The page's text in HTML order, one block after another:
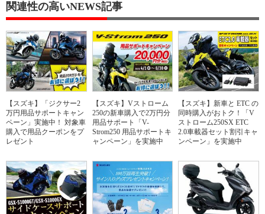
関連性の高いNEWS記事
【スズキ】「ジクサー2
万円用品サポートキャン
ペーン」実施中！ 対象車
購入で用品クーポンをプ
レゼント
【スズキ】Vストローム
250の新車購入で2万円分
用品サポート「V-
Strom250 用品サポートキ
ャンペーン」を実施中
【スズキ】新車と ETC の
同時購入がおトク！「V
ストローム250SX ETC
2.0車載器セット割引キャ
ンペーン」を実施中